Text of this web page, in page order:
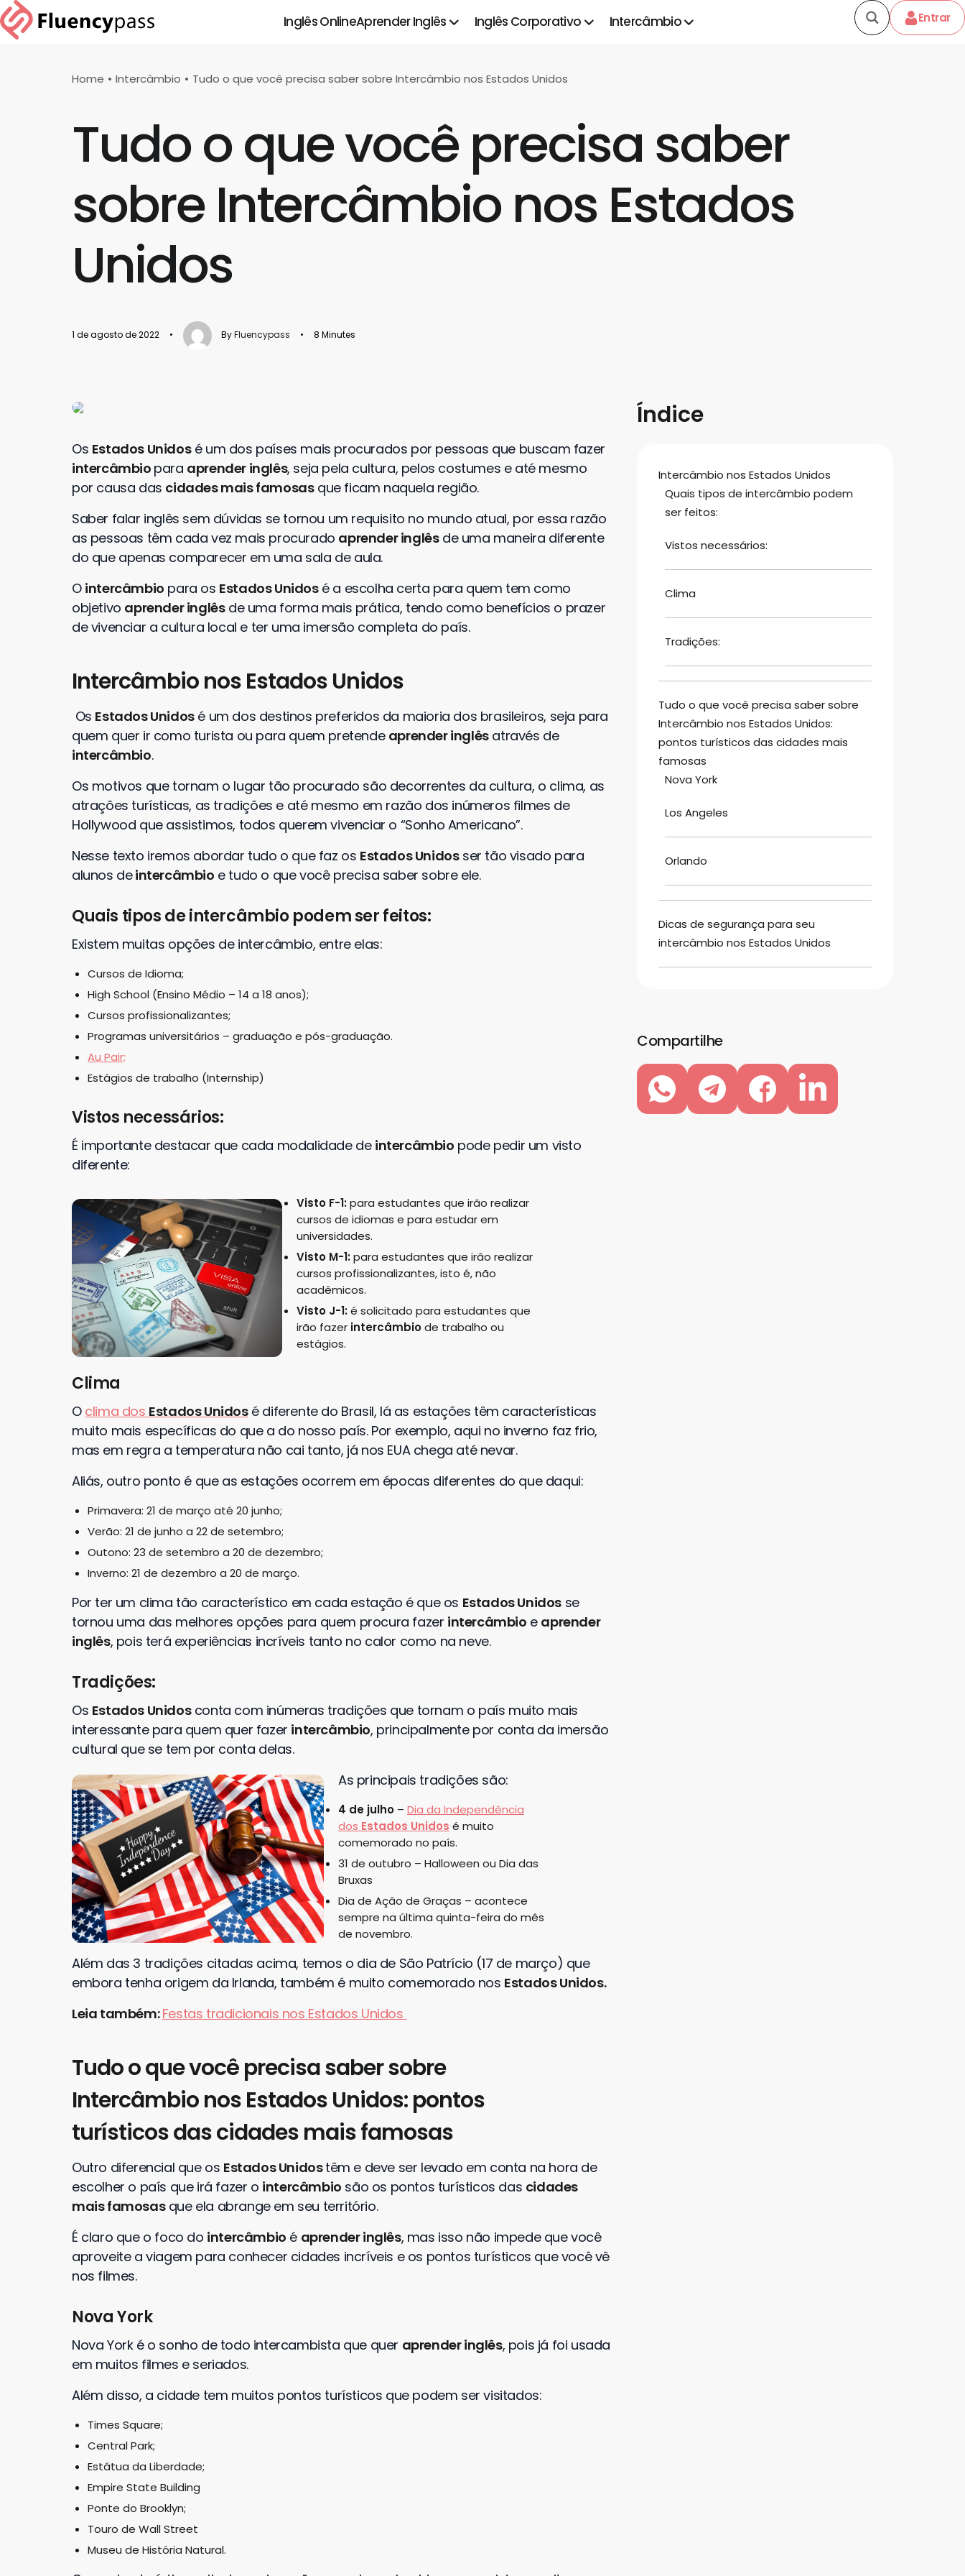
Inglês OnlineAprender Inglês Inglês Corporativo Intercâmbio Entrar
Home Intercâmbio Tudo o que você precisa saber sobre Intercâmbio nos Estados Unidos
Tudo o que você precisa saber
sobre Intercâmbio nos Estados
Unidos
1 de agosto de 2022 • ByFluencypass • 8 Minutes
Os Estados Unidosé um dos países mais procurados por pessoas que buscam fazer
intercâmbio para aprender inglês, seja pela cultura, pelos costumes e até mesmo
por causa das cidades mais famosasque ficam naquela região.
Saber falar inglês sem dúvidas se tornou um requisito no mundo atual, por essa razão
as pessoas têm cada vez mais procurado aprender inglêsde uma maneira diferente
do que apenas comparecer em uma sala de aula.
O intercâmbio para os Estados Unidosé a escolha certa para quem tem como
objetivo aprender inglêsde uma forma mais prática, tendo como benefícios o prazer
de vivenciar a cultura local e ter uma imersão completa do país.
Intercâmbio nos Estados Unidos
Os Estados Unidosé um dos destinos preferidos da maioria dos brasileiros, seja para
quem quer ir como turista ou para quem pretende aprender inglêsatravés de
intercâmbio.
Os motivos que tornam o lugar tão procurado são decorrentes da cultura, o clima, as
atrações turísticas, as tradições e até mesmo em razão dos inúmeros filmes de
Hollywood que assistimos, todos querem vivenciar o “Sonho Americano”.
Nesse texto iremos abordar tudo o que faz os Estados Unidosser tão visado para
alunos deintercâmbio e tudo o que você precisa saber sobre ele.
Quais tipos de intercâmbio podem ser feitos:
Existem muitas opções de intercâmbio, entre elas:
Cursos de Idioma;
High School (Ensino Médio – 14 a 18 anos);
Cursos profissionalizantes;
Programas universitários – graduação e pós-graduação.
Au Pair;
Estágios de trabalho (Internship)
Vistos necessários:
É importante destacar que cada modalidade de intercâmbio pode pedir um visto
diferente:
Visto F-1:para estudantes que irão realizar
cursos de idiomas e para estudar em
universidades.
Visto M-1:para estudantes que irão realizar
cursos profissionalizantes, isto é, não
acadêmicos.
Visto J-1:é solicitado para estudantes que
irão fazer intercâmbiode trabalho ou
estágios.
Clima
O clima dos Estados Unidosé diferente do Brasil, lá as estações têm características
muito mais específicas do que a do nosso país. Por exemplo, aqui no inverno faz frio,
mas em regra a temperatura não cai tanto, já nos EUA chega até nevar.
Aliás, outro ponto é que as estações ocorrem em épocas diferentes do que daqui:
Primavera: 21 de março até 20 junho;
Verão: 21 de junho a 22 de setembro;
Outono: 23 de setembro a 20 de dezembro;
Inverno: 21 de dezembro a 20 de março.
Por ter um clima tão característico em cada estação é que os Estados Unidos se
tornou uma das melhores opções para quem procura fazer intercâmbio e aprender
inglês, pois terá experiências incríveis tanto no calor como na neve.
Tradições:
Os Estados Unidosconta com inúmeras tradições que tornam o país muito mais
interessante para quem quer fazer intercâmbio, principalmente por conta da imersão
cultural que se tem por conta delas.
As principais tradições são:
4 de julho – Dia da Independência
dos Estados Unidos é muito
comemorado no país.
31 de outubro – Halloween ou Dia das
Bruxas
Dia de Ação de Graças – acontece
sempre na última quinta-feira do mês
de novembro.
Além das 3 tradições citadas acima, temos o dia de São Patrício (17 de março) que
embora tenha origem da Irlanda, também é muito comemorado nos Estados Unidos.
Leia também:Festas tradicionais nos Estados Unidos
Tudo o que você precisa saber sobre
Intercâmbio nos Estados Unidos: pontos
turísticos das cidades mais famosas
Outro diferencial que os Estados Unidostêm e deve ser levado em conta na hora de
escolher o país que irá fazer o intercâmbio são os pontos turísticos das cidades
mais famosasque ela abrange em seu território.
É claro que o foco do intercâmbio é aprender inglês, mas isso não impede que você
aproveite a viagem para conhecer cidades incríveis e os pontos turísticos que você vê
nos filmes.
Nova York
Nova York é o sonho de todo intercambista que quer aprender inglês, pois já foi usada
em muitos filmes e seriados.
Além disso, a cidade tem muitos pontos turísticos que podem ser visitados:
Times Square;
Central Park;
Estátua da Liberdade;
Empire State Building
Ponte do Brooklyn;
Touro de Wall Street
Museu de História Natural.
Índice
Intercâmbio nos Estados Unidos
Quais tipos de intercâmbio podem
ser feitos:
Vistos necessários:
Clima
Tradições:
Tudo o que você precisa saber sobre
Intercâmbio nos Estados Unidos:
pontos turísticos das cidades mais
famosas
Nova York
Los Angeles
Orlando
Dicas de segurança para seu
intercâmbio nos Estados Unidos
Compartilhe